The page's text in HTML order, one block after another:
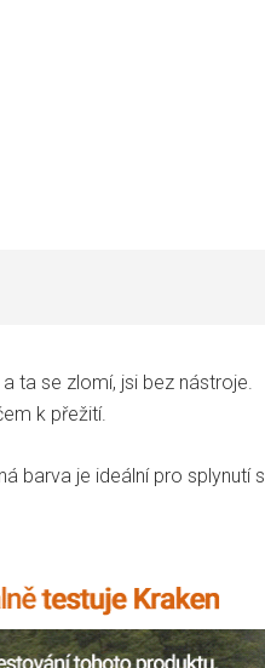
a ta se zlomí, jsi bez nástroje.
k přežití.
barva je ideální pro splynutí s